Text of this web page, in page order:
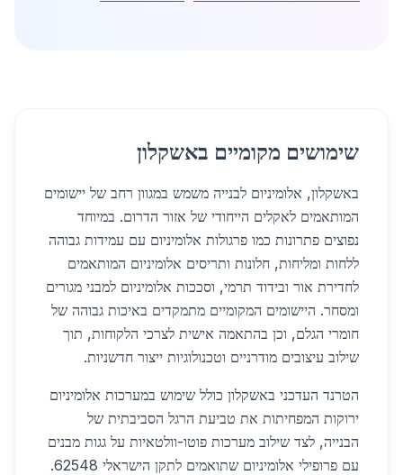
שימושים מקומיים באשקלון
באשקלון, אלומיניום לבנייה משמש במגוון רחב של יישומים
המותאמים לאקלים הייחודי של אזור הדרום. במיוחד
נפוצים פתרונות כמו פרגולות אלומיניום עם עמידות גבוהה
ללחות ומליחות, חלונות ותריסים אלומיניום המותאמים
לחדירת אור ובידוד תרמי, וסככות אלומיניום למבני מגורים
ומסחר. היישומים המקומיים מתמקדים באיכות גבוהה של
חומרי הגלם, וכן בהתאמה אישית לצרכי הלקוחות, תוך
שילוב עיצובים מודרניים וטכנולוגיות ייצור חדשניות.
הטרנד העדכני באשקלון כולל שימוש במערכות אלומיניום
ירוקות המפחיתות את טביעת הרגל הסביבתית של
הבנייה, לצד שילוב מערכות פוטו-וולטאיות על גגות מבנים
עם פרופילי אלומיניום שתואמים לתקן הישראלי 62548.